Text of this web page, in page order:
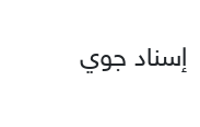
إسناد جوي